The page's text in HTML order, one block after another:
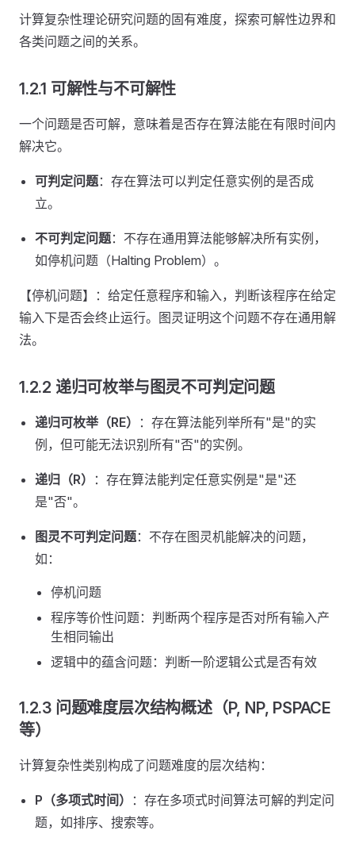
计算复杂性理论研究问题的固有难度，探索可解性边界和
各类问题之间的关系。
1.2.1 可解性与不可解性
一个问题是否可解，意味着是否存在算法能在有限时间内
解决它。
可判定问题：存在算法可以判定任意实例的是否成
立。
不可判定问题：不存在通用算法能够解决所有实例，
如停机问题（Halting Problem）。
【停机问题】：给定任意程序和输入，判断该程序在给定
输入下是否会终止运行。图灵证明这个问题不存在通用解
法。
1.2.2 递归可枚举与图灵不可判定问题
递归可枚举（RE）
：存在算法能列举所有"是"的实
例，但可能无法识别所有"否"的实例。
递归（R）
：存在算法能判定任意实例是"是"还
是"否"。
图灵不可判定问题：不存在图灵机能解决的问题，
如：
停机问题
程序等价性问题：判断两个程序是否对所有输入产
生相同输出
逻辑中的蕴含问题：判断一阶逻辑公式是否有效
1.2.3 问题难度层次结构概述（P, NP, PSPACE
等）
计算复杂性类别构成了问题难度的层次结构：
P（多项式时间）
：存在多项式时间算法可解的判定问
题，如排序、搜索等。